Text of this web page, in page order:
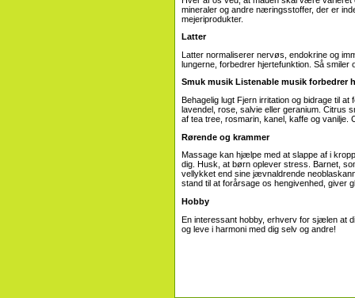
mineraler og andre næringsstoffer, der er
mejeriprodukter.
Latter
Latter normaliserer nervøs, endokrine og
lungerne, forbedrer hjertefunktion. Så smiler
Smuk musik Listenable musik forbedrer
Behagelig lugt Fjern irritation og bidrage til
lavendel, rose, salvie eller geranium. Citrus
af tea tree, rosmarin, kanel, kaffe og vanilje.
Rørende og krammer
Massage kan hjælpe med at slappe af i
dig. Husk, at børn oplever stress. Barnet,
vellykket end sine jævnaldrende
stand til at forårsage os hengivenhed, giver
Hobby
En interessant hobby, erhverv for sjælen at
og leve i harmoni med dig selv og andre!